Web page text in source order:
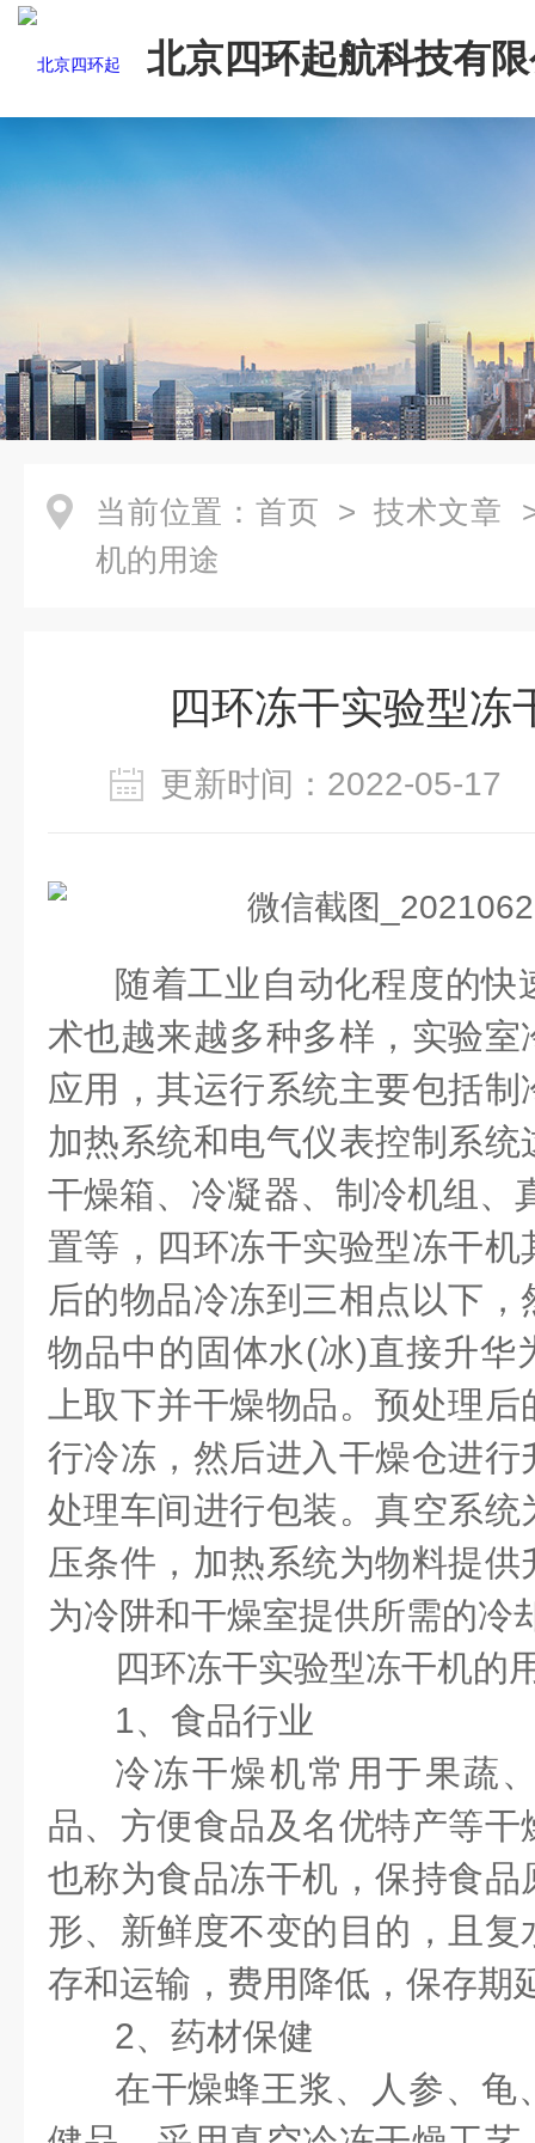
北京四环起航科技有
当前位置： 首页 > 技术文章
机的用途
四环冻干实验型冻
更新时间：2022-05-
随着工业自动化程度的快
术也越来越多种多样， 实验室
应用，其运行系统主要包括
加热系统和电气仪表控制系
干燥箱、冷凝器、制冷机组、
置等， 四环冻干实验型冻干机
后的物品冷冻到三相点以下
物品中的固体水(冰)直接升华
上取下并干燥物品。预处理
行冷冻，然后进入干燥仓进
处理车间进行包装。真空系
压条件，加热系统为物料提
为冷阱和干燥室提供所需的冷
四环冻干实验型冻干机的
1、食品行业
冷冻干燥机常用于果蔬
品、方便食品及名优特产等
也称为食品冻干机，保持食
形、新鲜度不变的目的，且
存和运输，费用降低，保存期
2、药材保健
在干燥蜂王浆、人参、龟